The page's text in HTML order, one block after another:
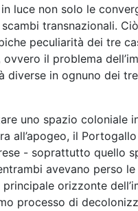
luce non solo le
transnazionali.
peculiarità dei tre
il problema
in ognuno dei
uno spazio coloniale
all’apogeo, il
- soprattutto quello
avevano perso
orizzonte
processo di